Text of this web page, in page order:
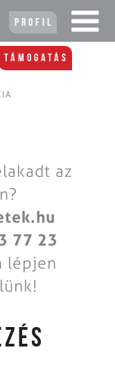
Profil
Támogatás
az
77 23
lépjen